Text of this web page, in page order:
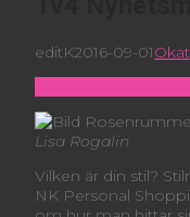
editK2016-09-01
Lisa Rogalin
Vilken är din stil?
NK Personal